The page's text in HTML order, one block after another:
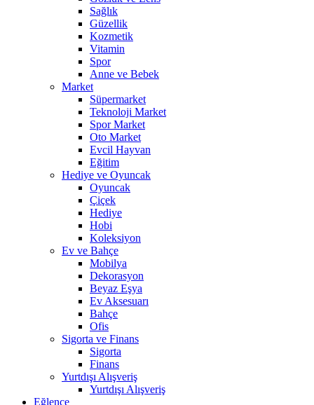
Sağlık
Güzellik
Kozmetik
Vitamin
Spor
Anne ve Bebek
Market
Süpermarket
Teknoloji Market
Spor Market
Oto Market
Evcil Hayvan
Eğitim
Hediye ve Oyuncak
Oyuncak
Çiçek
Hediye
Hobi
Koleksiyon
Ev ve Bahçe
Mobilya
Dekorasyon
Beyaz Eşya
Ev Aksesuarı
Bahçe
Ofis
Sigorta ve Finans
Sigorta
Finans
Yurtdışı Alışveriş
Yurtdışı Alışveriş
Eğlence